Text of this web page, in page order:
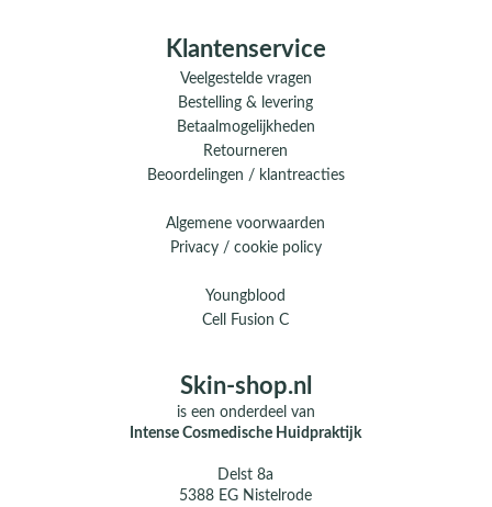
Klantenservice
Veelgestelde vragen
Bestelling & levering
Betaalmogelijkheden
Retourneren
Beoordelingen / klantreacties
Algemene voorwaarden
Privacy / cookie policy
Youngblood
Cell Fusion C
Skin-shop.nl
is een onderdeel van
Intense Cosmedische Huidpraktijk
Delst 8a
5388 EG Nistelrode